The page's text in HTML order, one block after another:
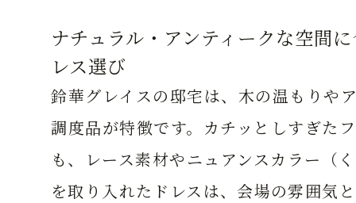
ナチュラル・アンティークな空間
レス選び
鈴華グレイスの邸宅は、木の温もりや
調度品が特徴です。カチッとしすぎた
も、レース素材やニュアンスカラー（
を取り入れたドレスは、会場の雰囲気